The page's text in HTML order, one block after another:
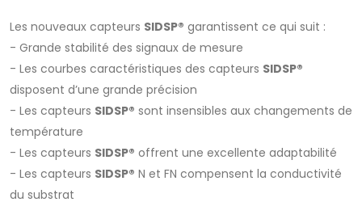
Les nouveaux capteurs SIDSP® garantissent ce qui suit :
- Grande stabilité des signaux de mesure
- Les courbes caractéristiques des capteurs SIDSP®
disposent d’une grande précision
- Les capteurs SIDSP® sont insensibles aux changements de
température
- Les capteurs SIDSP® offrent une excellente adaptabilité
- Les capteurs SIDSP® N et FN compensent la conductivité
du substrat